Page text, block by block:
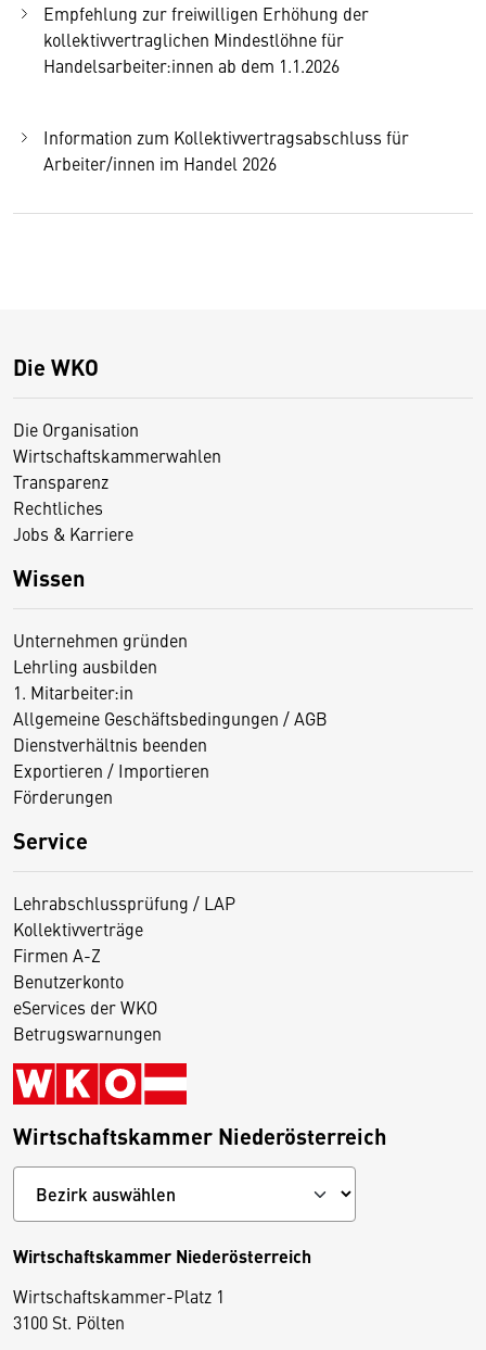
Empfehlung zur freiwilligen Erhöhung der
kollektivvertraglichen Mindestlöhne für
Handelsarbeiter:innen ab dem 1.1.2026
Information zum Kollektivvertragsabschluss für
Arbeiter/innen im Handel 2026
Die WKO
Die Organisation
Wirtschaftskammerwahlen
Transparenz
Rechtliches
Jobs & Karriere
Wissen
Unternehmen gründen
Lehrling ausbilden
1. Mitarbeiter:in
Allgemeine Geschäftsbedingungen / AGB
Dienstverhältnis beenden
Exportieren / Importieren
Förderungen
Service
Lehrabschlussprüfung / LAP
Kollektivverträge
Firmen A-Z
Benutzerkonto
eServices der WKO
Betrugswarnungen
Wirtschaftskammer Niederösterreich
Wirtschaftskammer Niederösterreich
Wirtschaftskammer-Platz 1
3100 St. Pölten
D